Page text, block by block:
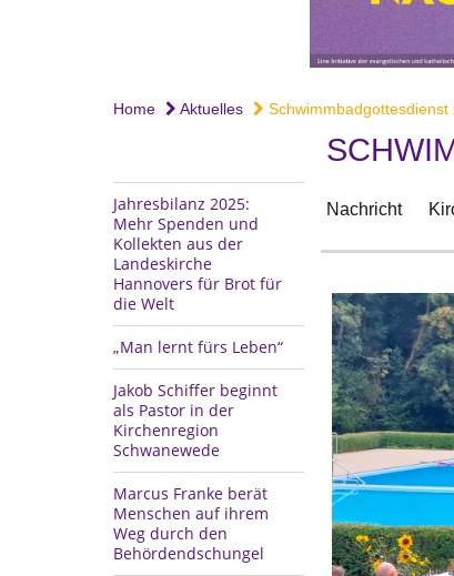
Home Aktuelles Schwimmbadgottesdienst
Jahresbilanz 2025:
Mehr Spenden und
Kollekten aus der
Landeskirche
Hannovers für Brot für
die Welt
„Man lernt fürs Leben“
Jakob Schiffer beginnt
als Pastor in der
Kirchenregion
Schwanewede
Marcus Franke berät
Menschen auf ihrem
Weg durch den
Behördendschungel
Nachricht